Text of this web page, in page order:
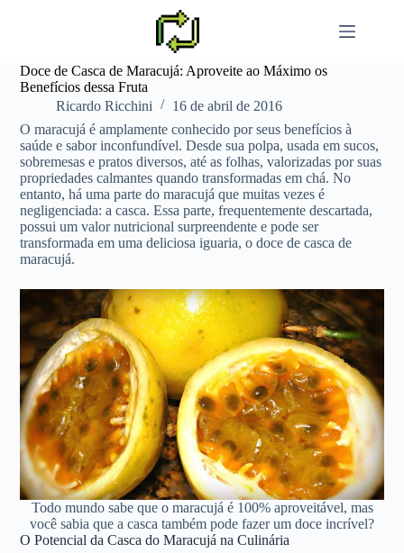
Doce de Casca de Maracujá: Aproveite ao Máximo os
Benefícios dessa Fruta
Ricardo Ricchini
16 de abril de 2016
O maracujá é amplamente conhecido por seus benefícios à
saúde e sabor inconfundível. Desde sua polpa, usada em sucos,
sobremesas e pratos diversos, até as folhas, valorizadas por suas
propriedades calmantes quando transformadas em chá. No
entanto, há uma parte do maracujá que muitas vezes é
negligenciada: a casca. Essa parte, frequentemente descartada,
possui um valor nutricional surpreendente e pode ser
transformada em uma deliciosa iguaria, o doce de casca de
maracujá.
Todo mundo sabe que o maracujá é 100% aproveitável, mas
você sabia que a casca também pode fazer um doce incrível?
O Potencial da Casca do Maracujá na Culinária